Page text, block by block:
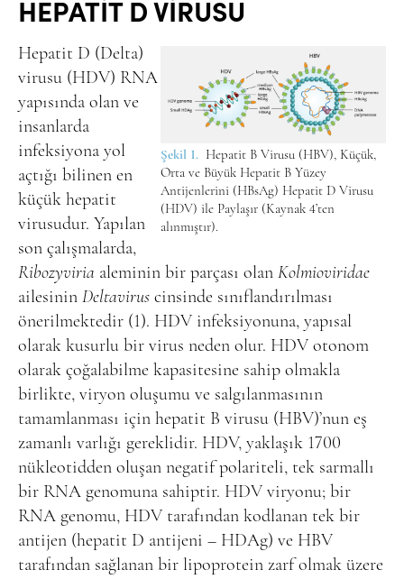
HEPATİT D VİRUSU
Şekil 1. Hepatit B Virusu (HBV), Küçük,
Orta ve Büyük Hepatit B Yüzey
Antijenlerini (HBsAg) Hepatit D Virusu
(HDV) ile Paylaşır (Kaynak 4’ten
alınmıştır).
Hepatit D (Delta)
virusu (HDV) RNA
yapısında olan ve
insanlarda
infeksiyona yol
açtığı bilinen en
küçük hepatit
virusudur. Yapılan
son çalışmalarda,
Ribozyviria aleminin bir parçası olan Kolmioviridae
ailesinin Deltavirus cinsinde sınıflandırılması
önerilmektedir (1). HDV infeksiyonuna, yapısal
olarak kusurlu bir virus neden olur. HDV otonom
olarak çoğalabilme kapasitesine sahip olmakla
birlikte, viryon oluşumu ve salgılanmasının
tamamlanması için hepatit B virusu (HBV)’nun eş
zamanlı varlığı gereklidir. HDV, yaklaşık 1700
nükleotidden oluşan negatif polariteli, tek sarmallı
bir RNA genomuna sahiptir. HDV viryonu; bir
RNA genomu, HDV tarafından kodlanan tek bir
antijen (hepatit D antijeni – HDAg) ve HBV
tarafından sağlanan bir lipoprotein zarf olmak üzere